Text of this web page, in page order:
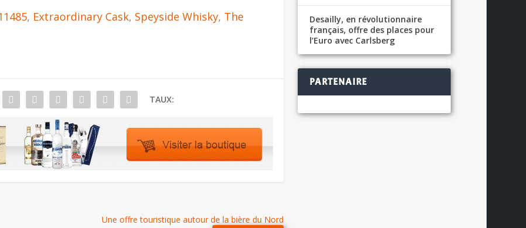
, Extraordinary Cask, Speyside Whisky, The
TAUX:
Une offre touristique autour de la bière du Nord
Desailly, en révolutionnaire
français, offre des places pour
l’Euro avec Carlsberg
PARTENAIRE